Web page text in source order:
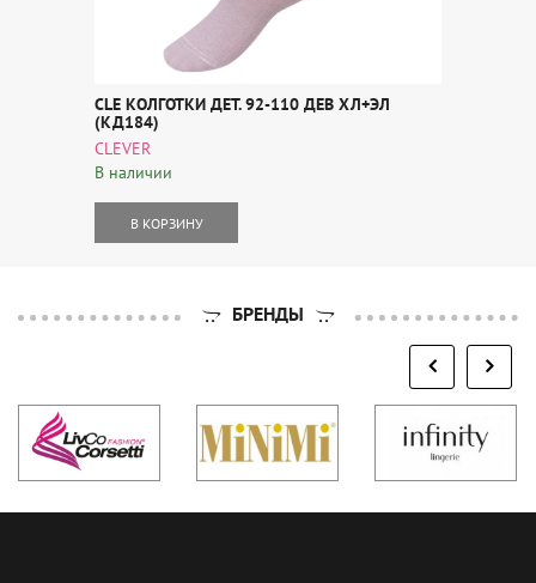
CLE КОЛГОТКИ ДЕТ. 92-110 ДЕВ ХЛ+ЭЛ
(КД184)
CLEVER
В наличии
В КОРЗИНУ
БРЕНДЫ